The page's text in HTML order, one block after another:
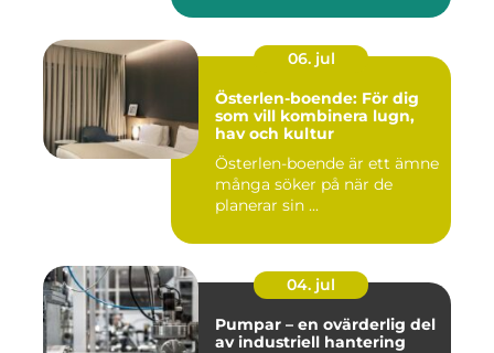
06. jul
Österlen-boende: För dig
som vill kombinera lugn,
hav och kultur
Österlen-boende är ett ämne
många söker på när de
planerar sin ...
04. jul
Pumpar – en ovärderlig del
av industriell hantering